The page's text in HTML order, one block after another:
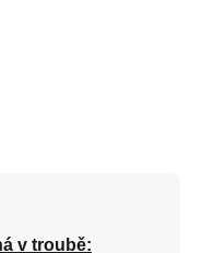
v troubě: